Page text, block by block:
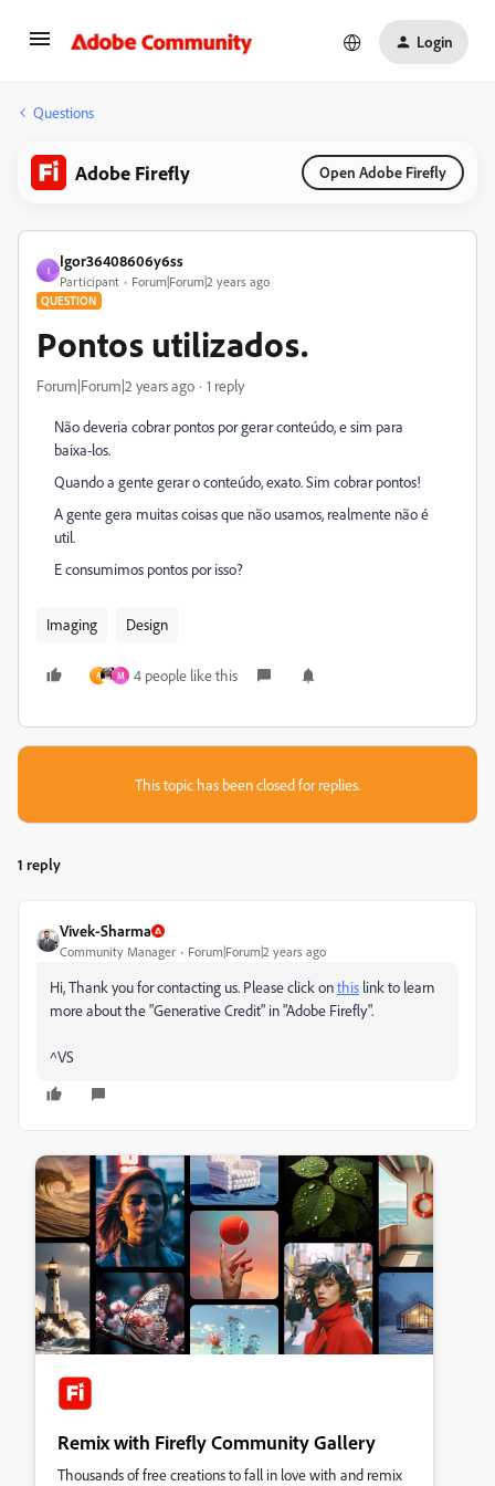
Login
Questions
Adobe Firefly Open Adobe Firefly
I
Igor36408606y6ss
Participant Forum|Forum|2 years ago
QUESTION
Pontos utilizados.
Forum|Forum|2 years ago 1 reply
Não deveria cobrar pontos por gerar conteúdo, e sim para
baixa-los.
Quando a gente gerar o conteúdo, exato. Sim cobrar pontos!
A gente gera muitas coisas que não usamos, realmente não é
util.
E consumimos pontos por isso?
Imaging Design
A M 4 people like this
This topic has been closed for replies.
1 reply
Vivek-Sharma
Community Manager Forum|Forum|2 years ago
Hi, Thank you for contacting us. Please click onthis link to learn
more about the "Generative Credit" in "Adobe Firefly".
^VS
Remix with Firefly Community Gallery
Thousands of free creations to fall in love with and remix